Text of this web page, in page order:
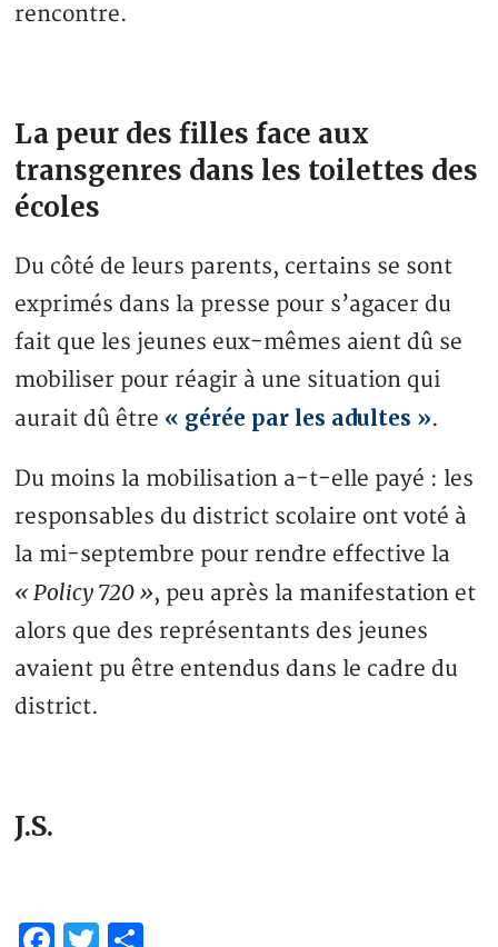
rencontre.
La peur des filles face aux
transgenres dans les toilettes des
écoles
Du côté de leurs parents, certains se sont
exprimés dans la presse pour s’agacer du
fait que les jeunes eux-mêmes aient dû se
mobiliser pour réagir à une situation qui
aurait dû être « gérée par les adultes ».
Du moins la mobilisation a-t-elle payé : les
responsables du district scolaire ont voté à
la mi-septembre pour rendre effective la
« Policy 720 », peu après la manifestation et
alors que des représentants des jeunes
avaient pu être entendus dans le cadre du
district.
J.S.